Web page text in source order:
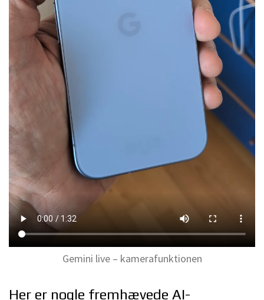
Gemini live – kamerafunktionen
Her er nogle fremhævede AI-